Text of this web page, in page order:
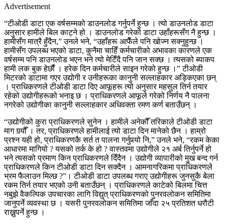
Advertisement
“टीओडी डाटा एक वर्षसम्मको डाउनलोड गर्नुपर्ने हुन्छ । त्यो डाउनलोड डाटा
अनुसार हामीले बिल काट्ने हो । डाउनलोड गरेको डाटा उहाँहरूसँग नै हुन्छ ।
हामीसँग मात्रै हुँदैन,” उनले भने, “उहाँहरू आफैँले पनि खोज्न सक्नुहुन्छ ।
हामीसँग उपलब्ध भएको डाटा, कुनैमा चाहिँ कर्मचारीको अभावका कारणले एक
वर्षसम्म पनि डाउनलोड भएन भने त्यो मेटिँदै पनि जान सक्छ । त्यसको ब्याकप
हामी लक बुक हेर्छाैं । हरेक दिन कर्मचारीले साइन गरेको हुन्छ ।” टीओडी
मिटरको डाटामा गएर उद्योगी र उनीहरूका कानुनी सल्लाहकार अड्किएका छन्
। प्राधिकरणले टीओडी डाटा दिए आफूहरू त्यो अनुसार महसुल तिर्न तयार
रहेको उद्योगीहरूको भनाइ छ । प्राधिकरणले आफूले गरेको निर्णय नै पालना
नगरेको उद्योगीका कानुनी सल्लाहकार अधिवक्ता रमण कर्ण बताउँछन् ।
“उद्योगीको कुरा प्राधिकरणले सुनेन । हामीले अनेकौँ तरिकाले टीओडी डाटा
माग गर्‍यौँ । तर, प्राधिकरणले हामीलाई त्यो डाटा दिन मानेको छैन । हाम्रो
प्रश्न यही हो, प्राधिकरणकै सर्त त पालना गर्नुपर्‍यो नि,” उनले भने, “रकम केका
आधारमा मागियो ? यसको तर्क के हो ? वास्तवमा उद्योगीले २१ अर्ब तिर्नुपर्ने हो
भने त्यसको प्रमाण किन प्राधिकरणले दिँदैन । उद्योगी व्यापारीको मुख बन्द गर्न
प्राधिकरणले किन टीओडी डाटा दिन सक्दैन । आमनागरिकमा प्राधिकरणले
भ्रम फैलाउन मिल्छ ?”। टीओडी डाटा उपलब्ध गराए उद्योगीहरू जुनसुकै बेला
रकम तिर्न तयार भएको उनी बताउँछन् । प्राधिकरणले काटेको बिलमा चित्त
नबुझे वैकल्पिक उपचारका लागि विद्युत् प्राधिकरणको पुनरवलोकन समितिमा
जानुपर्ने व्यवस्था छ । यसरी पुनरवलोकन समितिमा जाँदा २५ प्रतिशत धरौटी
राख्नुपर्ने हुन्छ ।